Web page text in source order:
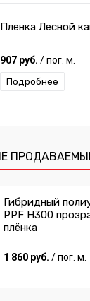
Пленка Лесной
907 руб. / пог. м.
Подробнее
Гибридный
PPF H300
плёнка
1 860 руб. / пог. м.